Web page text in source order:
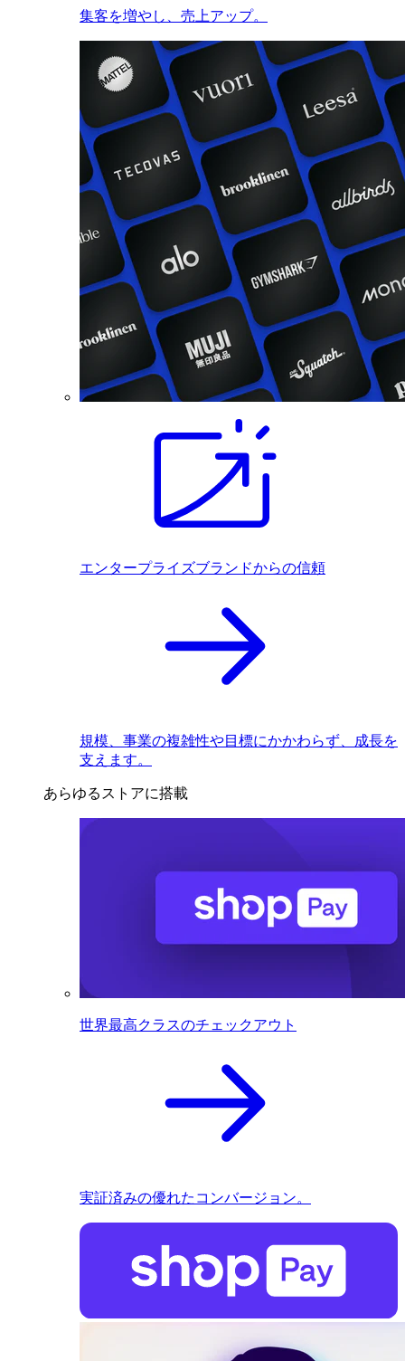
集客を増やし、売上アップ。
エンタープライズブランドからの信頼
規模、事業の複雑性や目標にかかわらず、成長を
支えます。
あらゆるストアに搭載
世界最高クラスのチェックアウト
実証済みの優れたコンバージョン。